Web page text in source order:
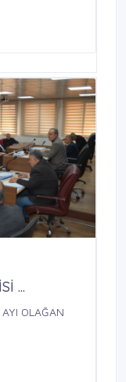
...
AYI OLAĞAN